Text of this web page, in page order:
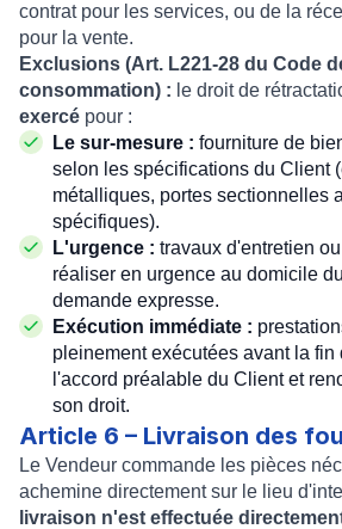
contrat pour les services, ou de la
pour la vente.
Exclusions (Art. L221-28 du Code
consommation) : le droit de
exercé pour :
Le sur-mesure : fourniture de
selon les spécifications du Client
métalliques, portes sectionnelles
spécifiques).
L'urgence : travaux d'entretien
réaliser en urgence au domicile
demande expresse.
Exécution immédiate :
pleinement exécutées avant la fin
l'accord préalable du Client et
son droit.
Article 6 – Livraison des
Le Vendeur commande les pièces
achemine directement sur le lieu
livraison n'est effectuée